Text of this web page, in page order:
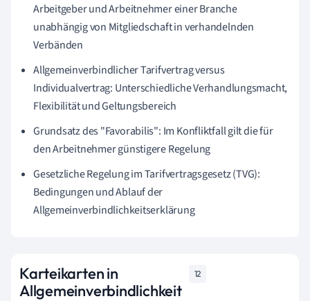
Arbeitgeber und Arbeitnehmer einer Branche
unabhängig von Mitgliedschaft in verhandelnden
Verbänden
Allgemeinverbindlicher Tarifvertrag versus
Individualvertrag: Unterschiedliche Verhandlungsmacht,
Flexibilität und Geltungsbereich
Grundsatz des "Favorabilis": Im Konfliktfall gilt die für
den Arbeitnehmer günstigere Regelung
Gesetzliche Regelung im Tarifvertragsgesetz (TVG):
Bedingungen und Ablauf der
Allgemeinverbindlichkeitserklärung
Karteikarten in
Allgemeinverbindlichkeit
12